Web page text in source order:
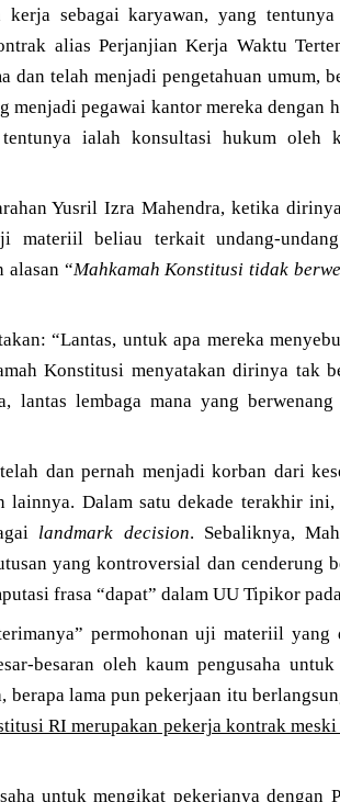
sebagai karyawan, yang
alias Perjanjian Kerja Waktu
dan telah menjadi pengetahuan umum,
pegawai kantor mereka dengan
ialah konsultasi hukum oleh
Yusril Izra Mahendra, ketika
materiil beliau terkait undang-
alasan “Mahkamah Konstitusi tidak
“Lantas, untuk apa mereka
Konstitusi menyatakan dirinya tak
lantas lembaga mana yang
dan pernah menjadi korban dari
lainnya. Dalam satu dekade terakhir
landmark decision. Sebaliknya,
yang kontroversial dan cenderung
frasa “dapat” dalam UU Tipikor
permohonan uji materiil
besaran oleh kaum pengusaha
berapa lama pun pekerjaan itu
RI merupakan pekerja kontrak
untuk mengikat pekerjanya dengan